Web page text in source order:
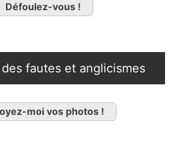
Défoulez-vous !
fautes et anglicismes
moi vos photos !